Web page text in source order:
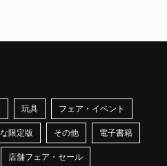
玩具 フェア・イベント
限定版 その他 電子書籍
店舗フェア・セール